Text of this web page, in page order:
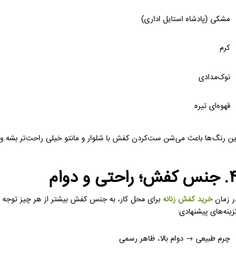
مشکی (پادشاه استایل اداری)
کرم
نوک‌مدادی
قهوه‌ای تیره
رنگ‌ها باعث می‌شن ست‌کردن کفش با شلوار و مانتو خیلی راحت‌تر بشه
و دوام
زمانخرید کفش زنانهبرای محل کار، به جنس کفش بیشتر از هر چیز توجه
پیشنهادی:
چرم طبیعی → دوام بالا، ظاهر رسمی